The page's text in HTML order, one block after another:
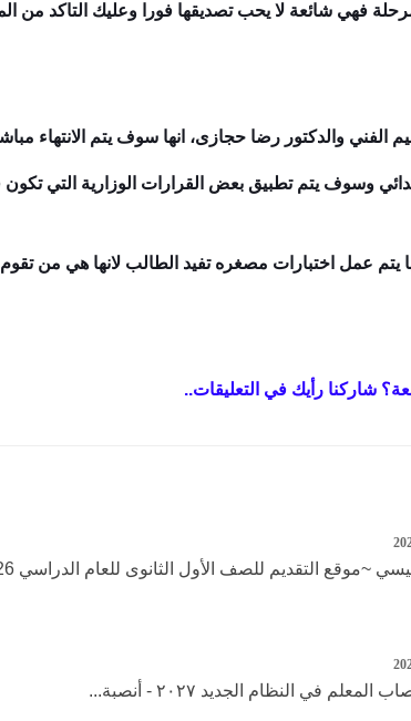
فهي شائعة لا يحب تصديقها فورا وعليك التاكد من
الفني والدكتور رضا حجازى، انها سوف يتم
وسوف يتم تطبيق بعض القرارات الوزارية التي
يتم عمل اختبارات مصغره تفيد الطالب لانها هي من
شاركنا رأيك في التعليقات..
~موقع التقديم للصف الأول الثانوى للعام الدراسي 2026-2027...
في النظام الجديد ٢٠٢٧ - أنصبة...